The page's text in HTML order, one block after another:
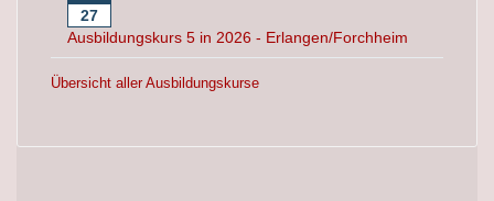
27
Ausbildungskurs 5 in 2026 - Erlangen/Forchheim
Übersicht aller Ausbildungskurse